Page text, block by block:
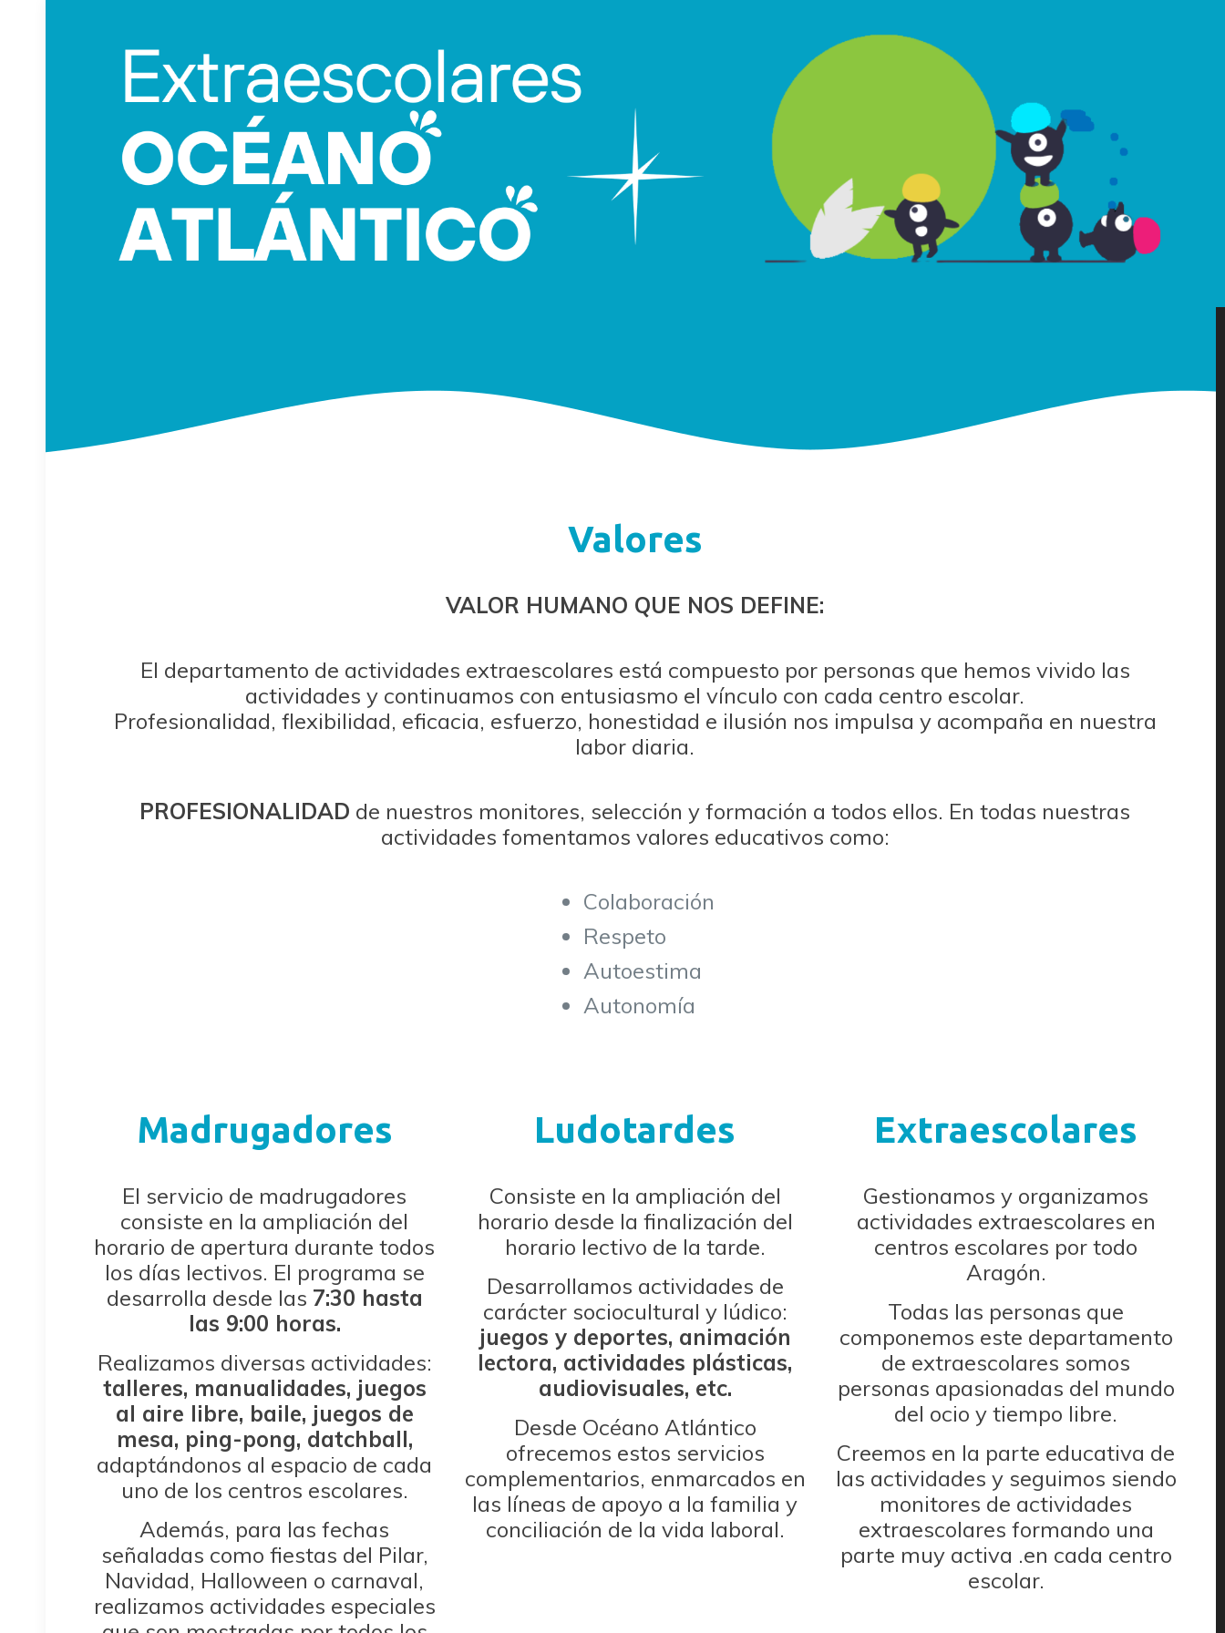
Valores
VALOR HUMANO QUE NOS DEFINE:
El departamento de actividades extraescolares está compuesto por personas que hemos vivido las
actividades y continuamos con entusiasmo el vínculo con cada centro escolar.
Profesionalidad, flexibilidad, eficacia, esfuerzo, honestidad e ilusión nos impulsa y acompaña en nuestra
labor diaria.
PROFESIONALIDAD de nuestros monitores, selección y formación a todos ellos. En todas nuestras
actividades fomentamos valores educativos como:
Colaboración
Respeto
Autoestima
Autonomía
Madrugadores
El servicio de madrugadores
consiste en la ampliación del
horario de apertura durante todos
los días lectivos. El programa se
desarrolla desde las 7:30 hasta
las 9:00 horas.
Realizamos diversas actividades:
talleres, manualidades, juegos
al aire libre, baile, juegos de
mesa, ping-pong, datchball,
adaptándonos al espacio de cada
uno de los centros escolares.
Además, para las fechas
señaladas como fiestas del Pilar,
Navidad, Halloween o carnaval,
realizamos actividades especiales
Ludotardes
Consiste en la ampliación del
horario desde la finalización del
horario lectivo de la tarde.
Desarrollamos actividades de
carácter sociocultural y lúdico:
juegos y deportes, animación
lectora, actividades plásticas,
audiovisuales, etc.
Desde Océano Atlántico
ofrecemos estos servicios
complementarios, enmarcados en
las líneas de apoyo a la familia y
conciliación de la vida laboral.
Extraescolares
Gestionamos y organizamos
actividades extraescolares en
centros escolares por todo
Aragón.
Todas las personas que
componemos este departamento
de extraescolares somos
personas apasionadas del mundo
del ocio y tiempo libre.
Creemos en la parte educativa de
las actividades y seguimos siendo
monitores de actividades
extraescolares formando una
parte muy activa .en cada centro
escolar.